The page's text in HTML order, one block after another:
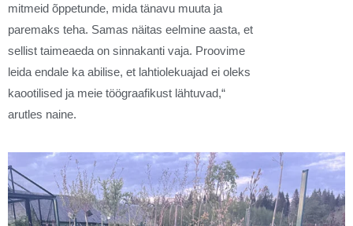
mitmeid õppetunde, mida tänavu muuta ja
paremaks teha. Samas näitas eelmine aasta, et
sellist taimeaeda on sinnakanti vaja. Proovime
leida endale ka abilise, et lahtiolekuajad ei oleks
kaootilised ja meie töögraafikust lähtuvad,“
arutles naine.